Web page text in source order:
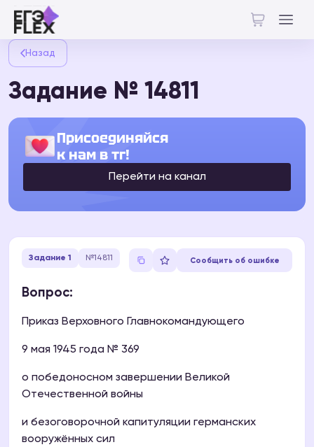
Назад
Задание № 14811
Присоединяйся
к нам в тг!
Перейти на канал
Задание 1 №14811 Сообщить об ошибке
Вопрос:
Приказ Верховного Главнокомандующего
9 мая 1945 года № 369
о победоносном завершении Великой
Отечественной войны
и безоговорочной капитуляции германских
вооружённых сил